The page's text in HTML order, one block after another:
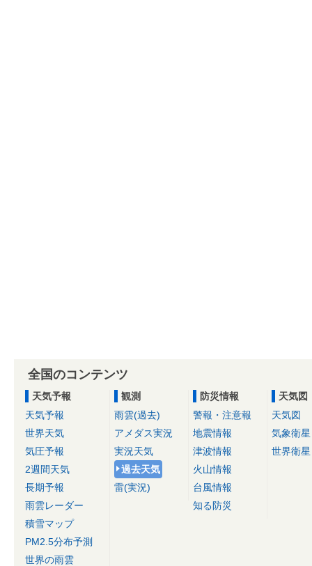
全国のコンテンツ
天気予報
天気予報
世界天気
気圧予報
2週間天気
長期予報
雨雲レーダー
積雪マップ
PM2.5分布予測
世界の雨雲
観測
雨雲(過去)
アメダス実況
実況天気
過去天気
雷(実況)
防災情報
警報・注意報
地震情報
津波情報
火山情報
台風情報
知る防災
天気図
天気図
気象衛星
世界衛星